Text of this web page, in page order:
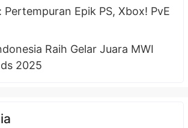
Pertempuran Epik PS, Xbox! PvE
Raih Gelar Juara MWI
2025